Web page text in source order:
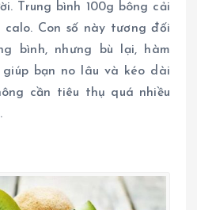
Trung bình 100g bông cải
calo. Con số này tương đối
bình, nhưng bù lại, hàm
giúp bạn no lâu và kéo dài
cần tiêu thụ quá nhiều